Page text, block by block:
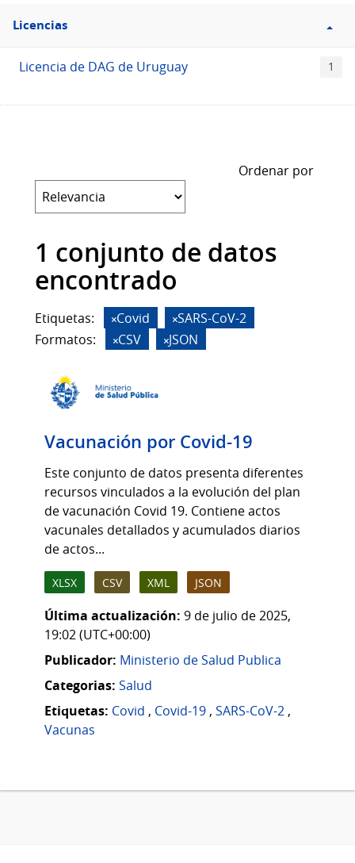
Filtro
Licencias
Licencias
Licencia de DAG de Uruguay 1
Ordenar por
1 conjunto de datos
encontrado
Etiquetas: Covid
SARS-CoV-2
Formatos:
CSV JSON
Vacunación por Covid-19
Este conjunto de datos presenta diferentes
recursos vinculados a la evolución del plan
de vacunación Covid 19. Contiene actos
vacunales detallados y acumulados diarios
de actos...
XLSX CSV XML JSON
Última actualización: 9 de julio de 2025,
19:02 (UTC+00:00)
Publicador: Ministerio de Salud Publica
Categorias: Salud
Etiquetas: Covid , Covid-19 , SARS-CoV-2 ,
Vacunas